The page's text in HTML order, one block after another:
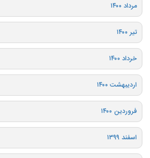
مرداد ۱۴۰۰
تیر ۱۴۰۰
خرداد ۱۴۰۰
اردیبهشت ۱۴۰۰
فروردین ۱۴۰۰
اسفند ۱۳۹۹